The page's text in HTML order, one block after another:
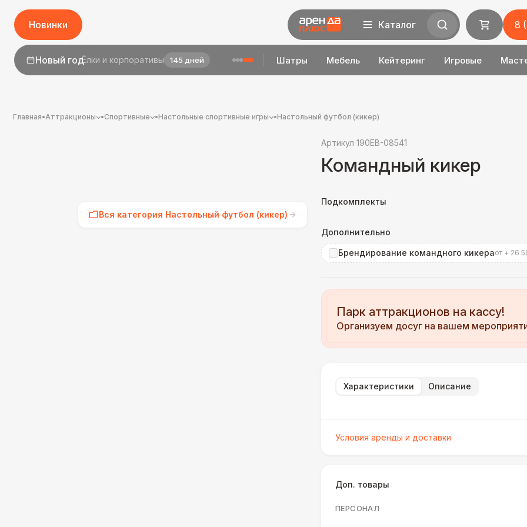
Новинки
1 сентябряДень знаний 23 дня Шатры Мебель Кейтеринг Игровые
Каталог 8
Главная•Аттракционы •Спортивные •Настольные спортивные игры •Настольный футбол (кикер)
Вся категория Настольный футбол (кикер)
Артикул 190EB-08541
Командный кикер
Подкомплекты
Дополнительно
Брендирование командного кикераот + 26
Парк аттракционов на кассу!
Организуем досуг на вашем
Характеристики Описание
Условия аренды и доставки
Доп. товары
ПЕРСОНАЛ